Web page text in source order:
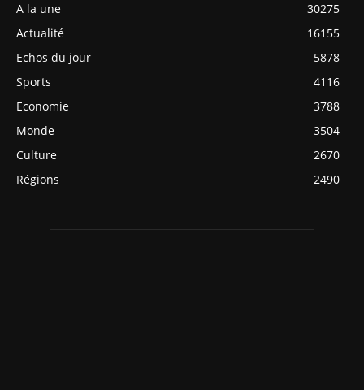
A la une
30275
Actualité
16155
Echos du jour
5878
Sports
4116
Economie
3788
Monde
3504
Culture
2670
Régions
2490